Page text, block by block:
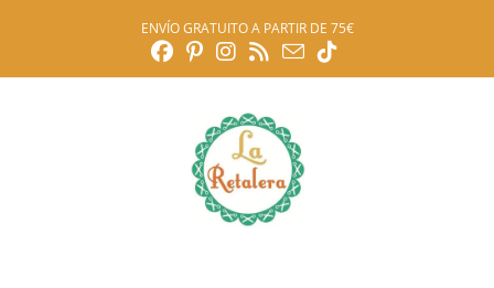
ENVÍO GRATUITO A PARTIR DE 75€